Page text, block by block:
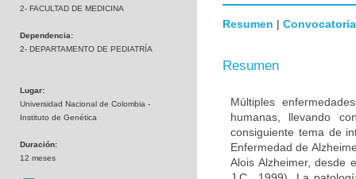
2- FACULTAD DE MEDICINA
Dependencia:
2- DEPARTAMENTO DE PEDIATRÍA
Lugar:
Universidad Nacional de Colombia -
Instituto de Genética
Duración:
12 meses
Resumen | Convocatoria
Resumen
Múltiples
humanas, llevando
consiguiente tema de
Enfermedad de
Alois Alzheimer, desde